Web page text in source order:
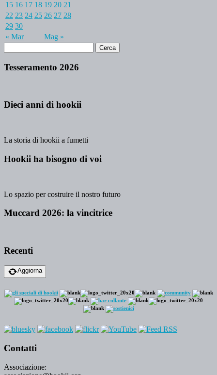
« Mar Mag »
15 16 17 18 19 20 21
22 23 24 25 26 27 28
29 30
Tesseramento 2026
Dieci anni di hookii
La storia di hookii a fumetti
Hookii ha bisogno di voi
Lo spazio per costruire il nostro futuro
Muccard 2026: la vincitrice
Recenti
Aggiorna
Contatti
Associazione: